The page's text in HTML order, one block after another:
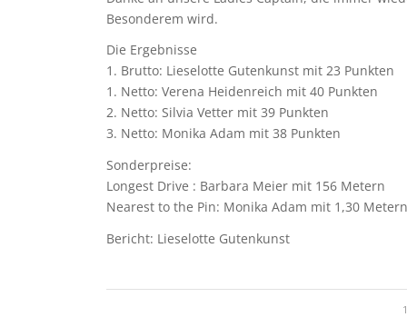
Besonderem wird.
Die Ergebnisse
1. Brutto: Lieselotte Gutenkunst mit 23 Punkten
1. Netto: Verena Heidenreich mit 40 Punkten
2. Netto: Silvia Vetter mit 39 Punkten
3. Netto: Monika Adam mit 38 Punkten
Sonderpreise:
Longest Drive : Barbara Meier mit 156 Metern
Nearest to the Pin: Monika Adam mit 1,30
Bericht: Lieselotte Gutenkunst